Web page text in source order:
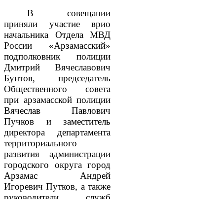
В совещании
приняли участие врио
начальника Отдела МВД
России «Арзамасский»
подполковник полиции
Дмитрий Вячеславович
Бунтов, председатель
Общественного совета
при арзамасской полиции
Вячеслав Павлович
Пучков и заместитель
директора департамента
территориального
развития администрации
городского округа город
Арзамас Андрей
Игоревич Путков, а также